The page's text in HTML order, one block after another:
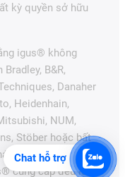
kỳ quyền sở hữu
igus® không
B&R,
Danaher
Heidenhain,
NUM,
Stöber hoặc bất
được đề cập trên
cung cấp đều là
Chat hỗ trợ